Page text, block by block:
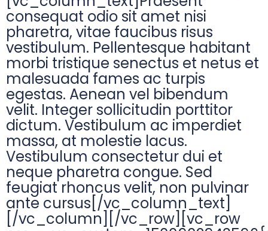
consequat odio sit amet nisi
pharetra, vitae faucibus risus
vestibulum. Pellentesque habitant
morbi tristique senectus et netus et
malesuada fames ac turpis
egestas. Aenean vel bibendum
velit. Integer sollicitudin porttitor
dictum. Vestibulum ac imperdiet
massa, at molestie lacus.
Vestibulum consectetur dui et
neque pharetra congue. Sed
feugiat rhoncus velit, non pulvinar
ante cursus[/vc_column_text]
[/vc_column][/vc_row][vc_row